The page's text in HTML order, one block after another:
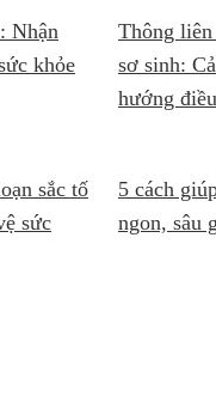
Nhận
khỏe
Thông
sơ sinh:
hướng
sắc tố
sức
5 cách
ngon, sâu